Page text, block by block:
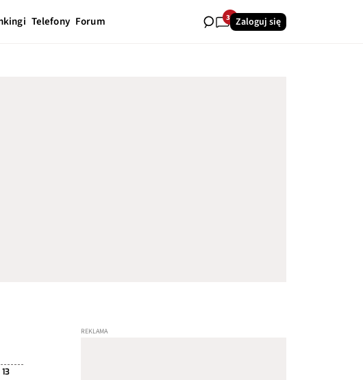
Telefony Forum 34Zaloguj się
13